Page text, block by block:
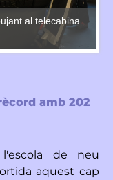
al telecabina.
amb 202
de neu
aquest cap